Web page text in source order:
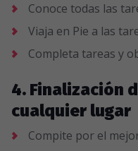
Conoce todas las
Viaja en Pie a las
Completa tareas y
4. Finalización
cualquier lugar
Compite por el